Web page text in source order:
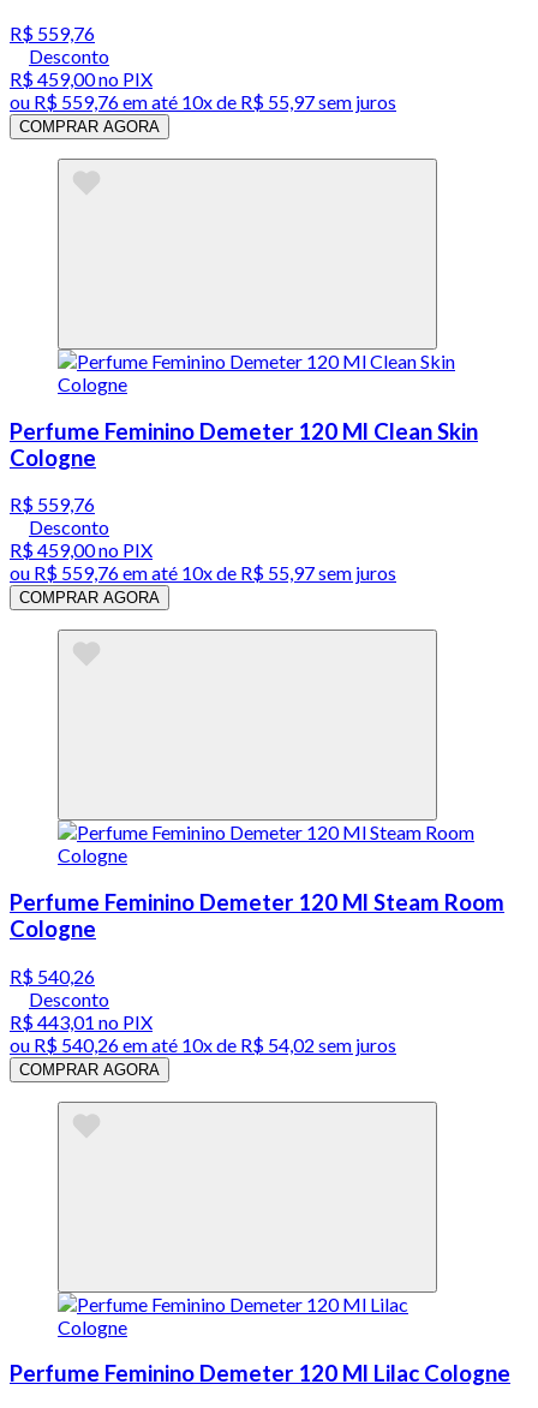
R$ 559,76
Desconto
R$ 459,00no PIX
ou R$ 559,76em até 10x de R$ 55,97 sem juros
COMPRAR AGORA
Perfume Feminino Demeter 120 Ml Clean Skin
Cologne
R$ 559,76
Desconto
R$ 459,00no PIX
ou R$ 559,76em até 10x de R$ 55,97 sem juros
COMPRAR AGORA
Perfume Feminino Demeter 120 Ml Steam Room
Cologne
R$ 540,26
Desconto
R$ 443,01 no PIX
ou R$ 540,26em até 10x de R$ 54,02 sem juros
COMPRAR AGORA
Perfume Feminino Demeter 120 Ml Lilac Cologne